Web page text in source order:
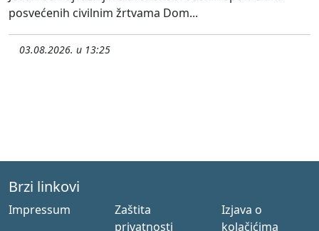
posvećenih civilnim žrtvama Dom...
03.08.2026. u 13:25
Brzi linkovi
Impressum
Zaštita
privatnosti
Izjava o
kolačićima